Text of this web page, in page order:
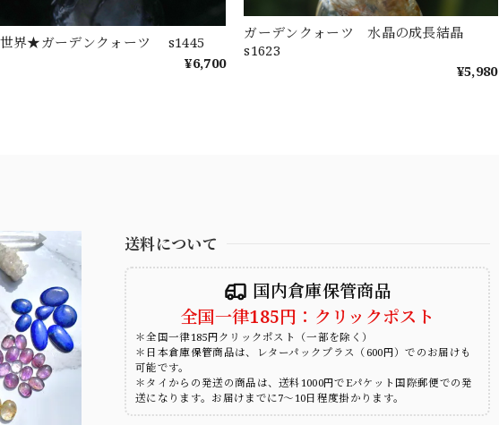
界★ガーデンクォーツ s1445
¥6,700
ガーデンクォーツ 水晶の成長結晶
s1623
¥5,980
送料について
国内倉庫保管商品
全国一律185円：クリックポスト
＊全国一律185円クリックポスト（一部を除く）
＊日本倉庫保管商品は、レターパックプラス（600円）でのお届けも
可能です。
＊タイからの発送の商品は、送料1000円でEパケット国際郵便での発
送になります。お届けまでに7～10日程度掛かります。